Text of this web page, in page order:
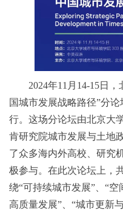
2024年11月14-15日
国城市发展战略路径”分
行。这场分论坛由北京大
肯研究院城市发展与土地
了众多海内外高校、研究
极参与。在此次论坛上，
绕“可持续城市发展”、“
高质量发展”、“城市更新